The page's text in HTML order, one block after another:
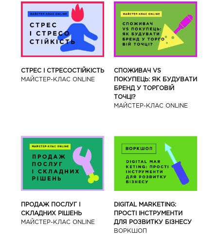
СТРЕС І СТРЕСОСТІЙКІСТЬ
МАЙСТЕР-КЛАС ONLINE
СПОЖИВАЧ VS
ПОКУПЕЦЬ: ЯК БУДУВАТИ
БРЕНД У ТОРГОВІЙ
ТОЧЦІ?
МАЙСТЕР-КЛАС ONLINE
ПРОДАЖ ПОСЛУГ І
СКЛАДНИХ РІШЕНЬ
МАЙСТЕР-КЛАС ONLINE
DIGITAL MARKETING:
ПРОСТІ ІНСТРУМЕНТИ
ДЛЯ РОЗВИТКУ БІЗНЕСУ
ВОРКШОП